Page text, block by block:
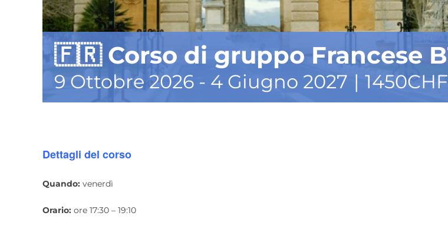
🇫🇷 Corso di gruppo Francese
9 Ottobre 2026 - 4 Giugno 2027 | 1450CHF
Dettagli del corso
Quando: venerdì
Orario: ore 17:30 – 19:10